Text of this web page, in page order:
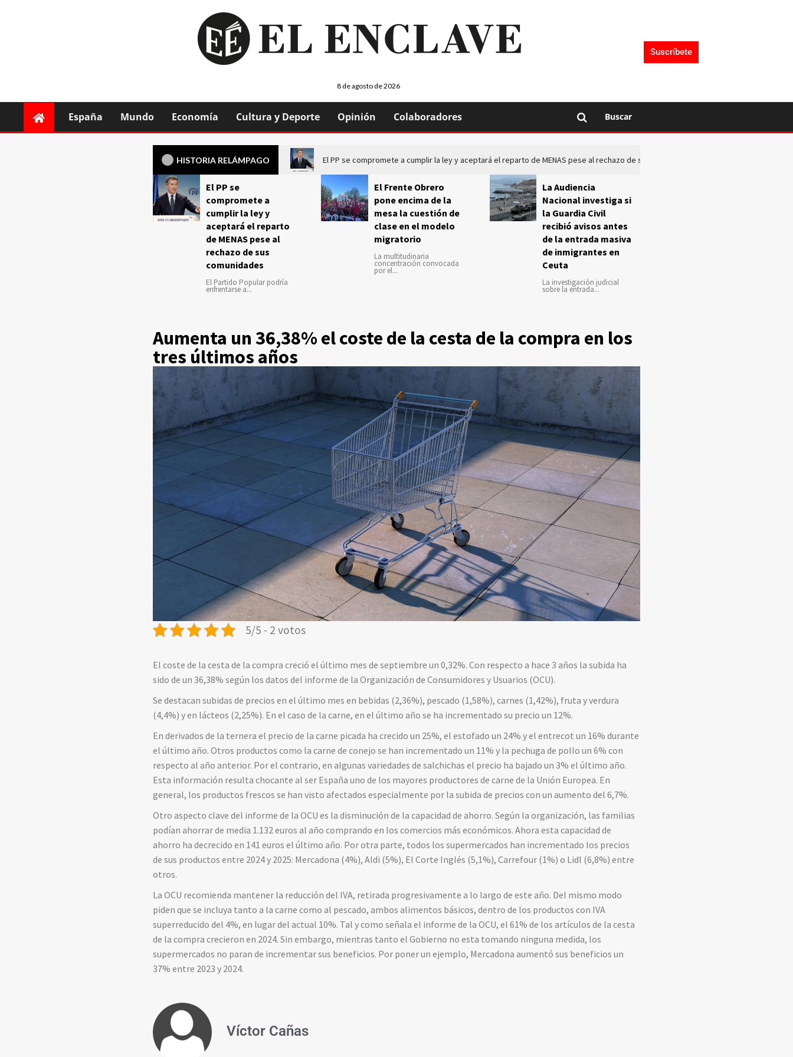
8 de agosto de 2026
Suscríbete
España Mundo Economía Cultura y Deporte Opinión Colaboradores Buscar
HISTORIA RELÁMPAGO El PP se compromete a cumplir la ley y aceptará el reparto de MENAS pese al rechazo de sus comunidades
El PP se
compromete a
cumplir la ley y
aceptará el reparto
de MENAS pese al
rechazo de sus
comunidades
El Partido Popular podría
enfrentarse a...
El Frente Obrero
pone encima de la
mesa la cuestión de
clase en el modelo
migratorio
La multitudinaria
concentración convocada
por el...
La Audiencia
Nacional investiga si
la Guardia Civil
recibió avisos antes
de la entrada masiva
de inmigrantes en
Ceuta
La investigación judicial
sobre la entrada...
Aumenta un 36,38% el coste de la cesta de la compra en los
tres últimos años
5/5 - 2 votos
El coste de la cesta de la compra creció el último mes de septiembre un 0,32%. Con respecto a hace 3 años la subida ha
sido de un 36,38% según los datos del informe de la Organización de Consumidores y Usuarios (OCU).
Se destacan subidas de precios en el último mes en bebidas (2,36%), pescado (1,58%), carnes (1,42%), fruta y verdura
(4,4%) y en lácteos (2,25%). En el caso de la carne, en el último año se ha incrementado su precio un 12%.
En derivados de la ternera el precio de la carne picada ha crecido un 25%, el estofado un 24% y el entrecot un 16% durante
el último año. Otros productos como la carne de conejo se han incrementado un 11% y la pechuga de pollo un 6% con
respecto al año anterior. Por el contrario, en algunas variedades de salchichas el precio ha bajado un 3% el último año.
Esta información resulta chocante al ser España uno de los mayores productores de carne de la Unión Europea. En
general, los productos frescos se han visto afectados especialmente por la subida de precios con un aumento del 6,7%.
Otro aspecto clave del informe de la OCU es la disminución de la capacidad de ahorro. Según la organización, las familias
podían ahorrar de media 1.132 euros al año comprando en los comercios más económicos. Ahora esta capacidad de
ahorro ha decrecido en 141 euros el último año. Por otra parte, todos los supermercados han incrementado los precios
de sus productos entre 2024 y 2025: Mercadona (4%), Aldi (5%), El Corte Inglés (5,1%), Carrefour (1%) o Lidl (6,8%) entre
otros.
La OCU recomienda mantener la reducción del IVA, retirada progresivamente a lo largo de este año. Del mismo modo
piden que se incluya tanto a la carne como al pescado, ambos alimentos básicos, dentro de los productos con IVA
superreducido del 4%, en lugar del actual 10%. Tal y como señala el informe de la OCU, el 61% de los artículos de la cesta
de la compra crecieron en 2024. Sin embargo, mientras tanto el Gobierno no esta tomando ninguna medida, los
supermercados no paran de incrementar sus beneficios. Por poner un ejemplo, Mercadona aumentó sus beneficios un
37% entre 2023 y 2024.
Víctor Cañas